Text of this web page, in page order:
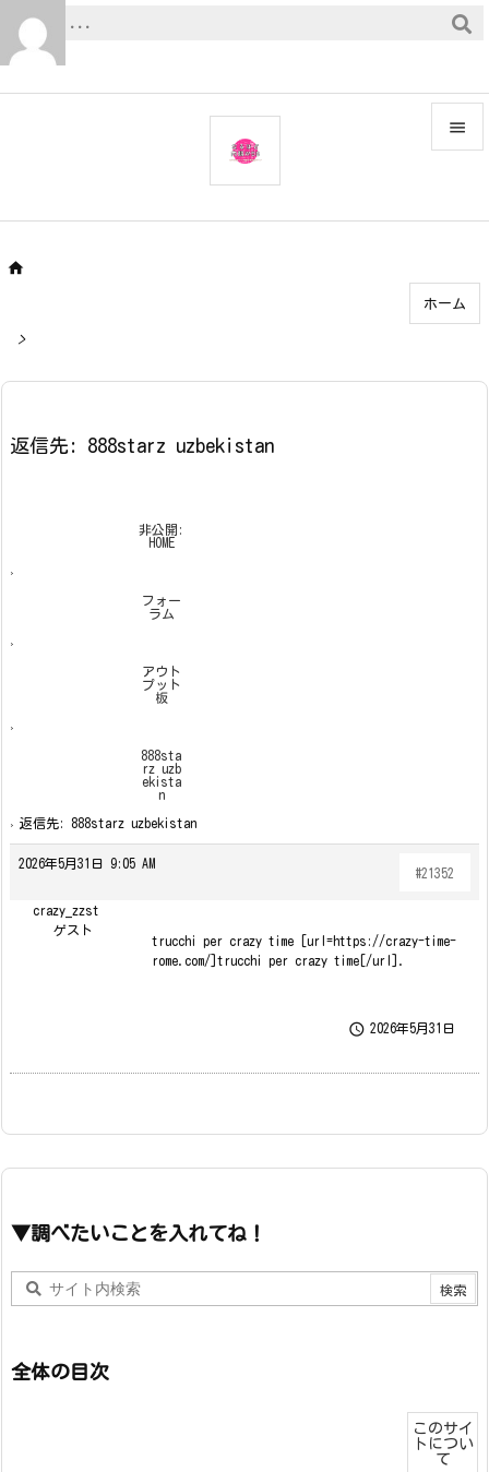



前へ

ホーム
>
返信先: 888starz uzbekistan
非公開:
HOME
›
フォー
ラム
›
アウト
プット
板
›
888sta
rz uzb
ekista
n
› 返信先: 888starz uzbekistan
2026年5月31日 9:05 AM
#21352
crazy_zzst
ゲスト
trucchi per crazy time [url=https://crazy-time-
rome.com/]trucchi per crazy time[/url].
 2026年5月31日
▼調べたいことを入れてね！
全体の目次
このサイ
トについ
て